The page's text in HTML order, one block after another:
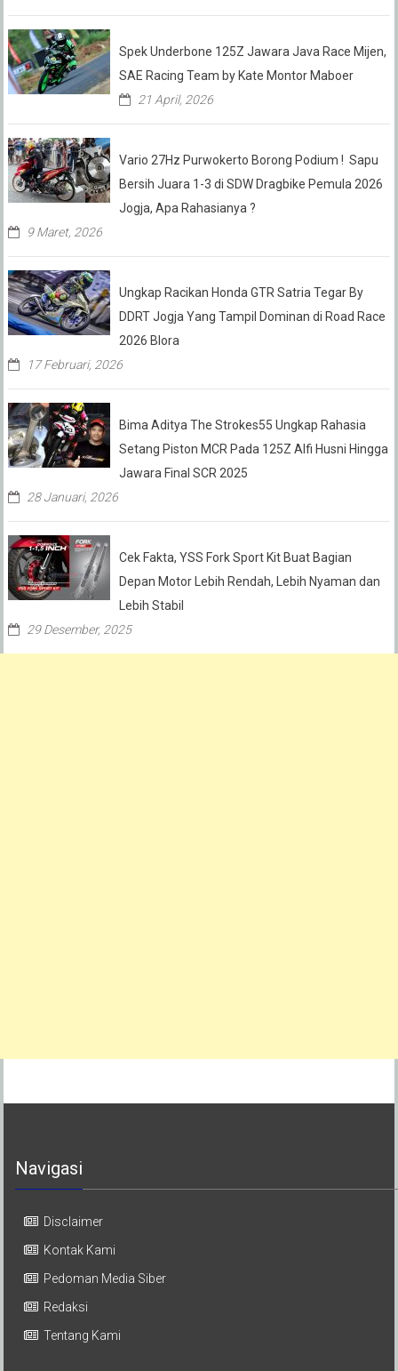
Spek Underbone 125Z Jawara Java Race Mijen,
SAE Racing Team by Kate Montor Maboer
21 April, 2026
Vario 27Hz Purwokerto Borong Podium ! Sapu
Bersih Juara 1-3 di SDW Dragbike Pemula 2026
Jogja, Apa Rahasianya ?
9 Maret, 2026
Ungkap Racikan Honda GTR Satria Tegar By
DDRT Jogja Yang Tampil Dominan di Road Race
2026 Blora
17 Februari, 2026
Bima Aditya The Strokes55 Ungkap Rahasia
Setang Piston MCR Pada 125Z Alfi Husni Hingga
Jawara Final SCR 2025
28 Januari, 2026
Cek Fakta, YSS Fork Sport Kit Buat Bagian
Depan Motor Lebih Rendah, Lebih Nyaman dan
Lebih Stabil
29 Desember, 2025
Navigasi
Disclaimer
Kontak Kami
Pedoman Media Siber
Redaksi
Tentang Kami